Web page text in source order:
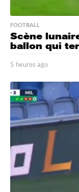
FOOTBALL
Scène
ballon qui
5 heures ago
e
r
s
a
g